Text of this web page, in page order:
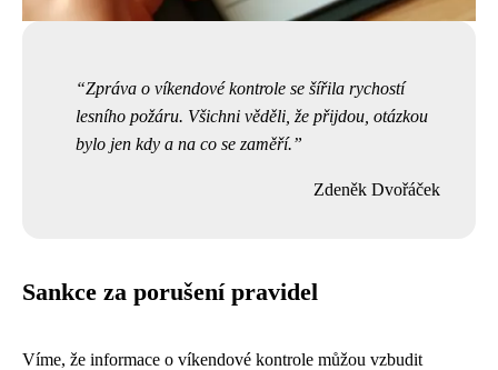
Zpráva o víkendové kontrole se šířila rychostí
lesního požáru. Všichni věděli, že přijdou, otázkou
bylo jen kdy a na co se zaměří.
Zdeněk Dvořáček
Sankce za porušení pravidel
Víme, že informace o víkendové kontrole můžou vzbudit